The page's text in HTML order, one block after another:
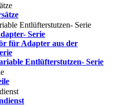
Entlüfterstutzen- Serie
Serie
für Adapter aus der
Entlüfterstutzen- Serie